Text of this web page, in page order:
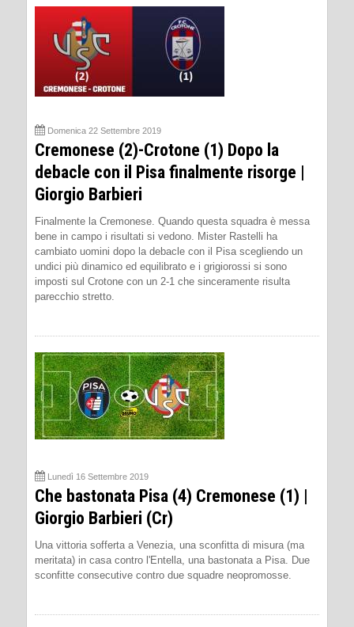
Domenica 22 Settembre 2019
Cremonese (2)-Crotone (1) Dopo la
debacle con il Pisa finalmente risorge |
Giorgio Barbieri
Finalmente la Cremonese. Quando questa squadra è messa
bene in campo i risultati si vedono. Mister Rastelli ha
cambiato uomini dopo la debacle con il Pisa scegliendo un
undici più dinamico ed equilibrato e i grigiorossi si sono
imposti sul Crotone con un 2-1 che sinceramente risulta
parecchio stretto.
Lunedì 16 Settembre 2019
Che bastonata Pisa (4) Cremonese (1) |
Giorgio Barbieri (Cr)
Una vittoria sofferta a Venezia, una sconfitta di misura (ma
meritata) in casa contro l'Entella, una bastonata a Pisa. Due
sconfitte consecutive contro due squadre neopromosse.